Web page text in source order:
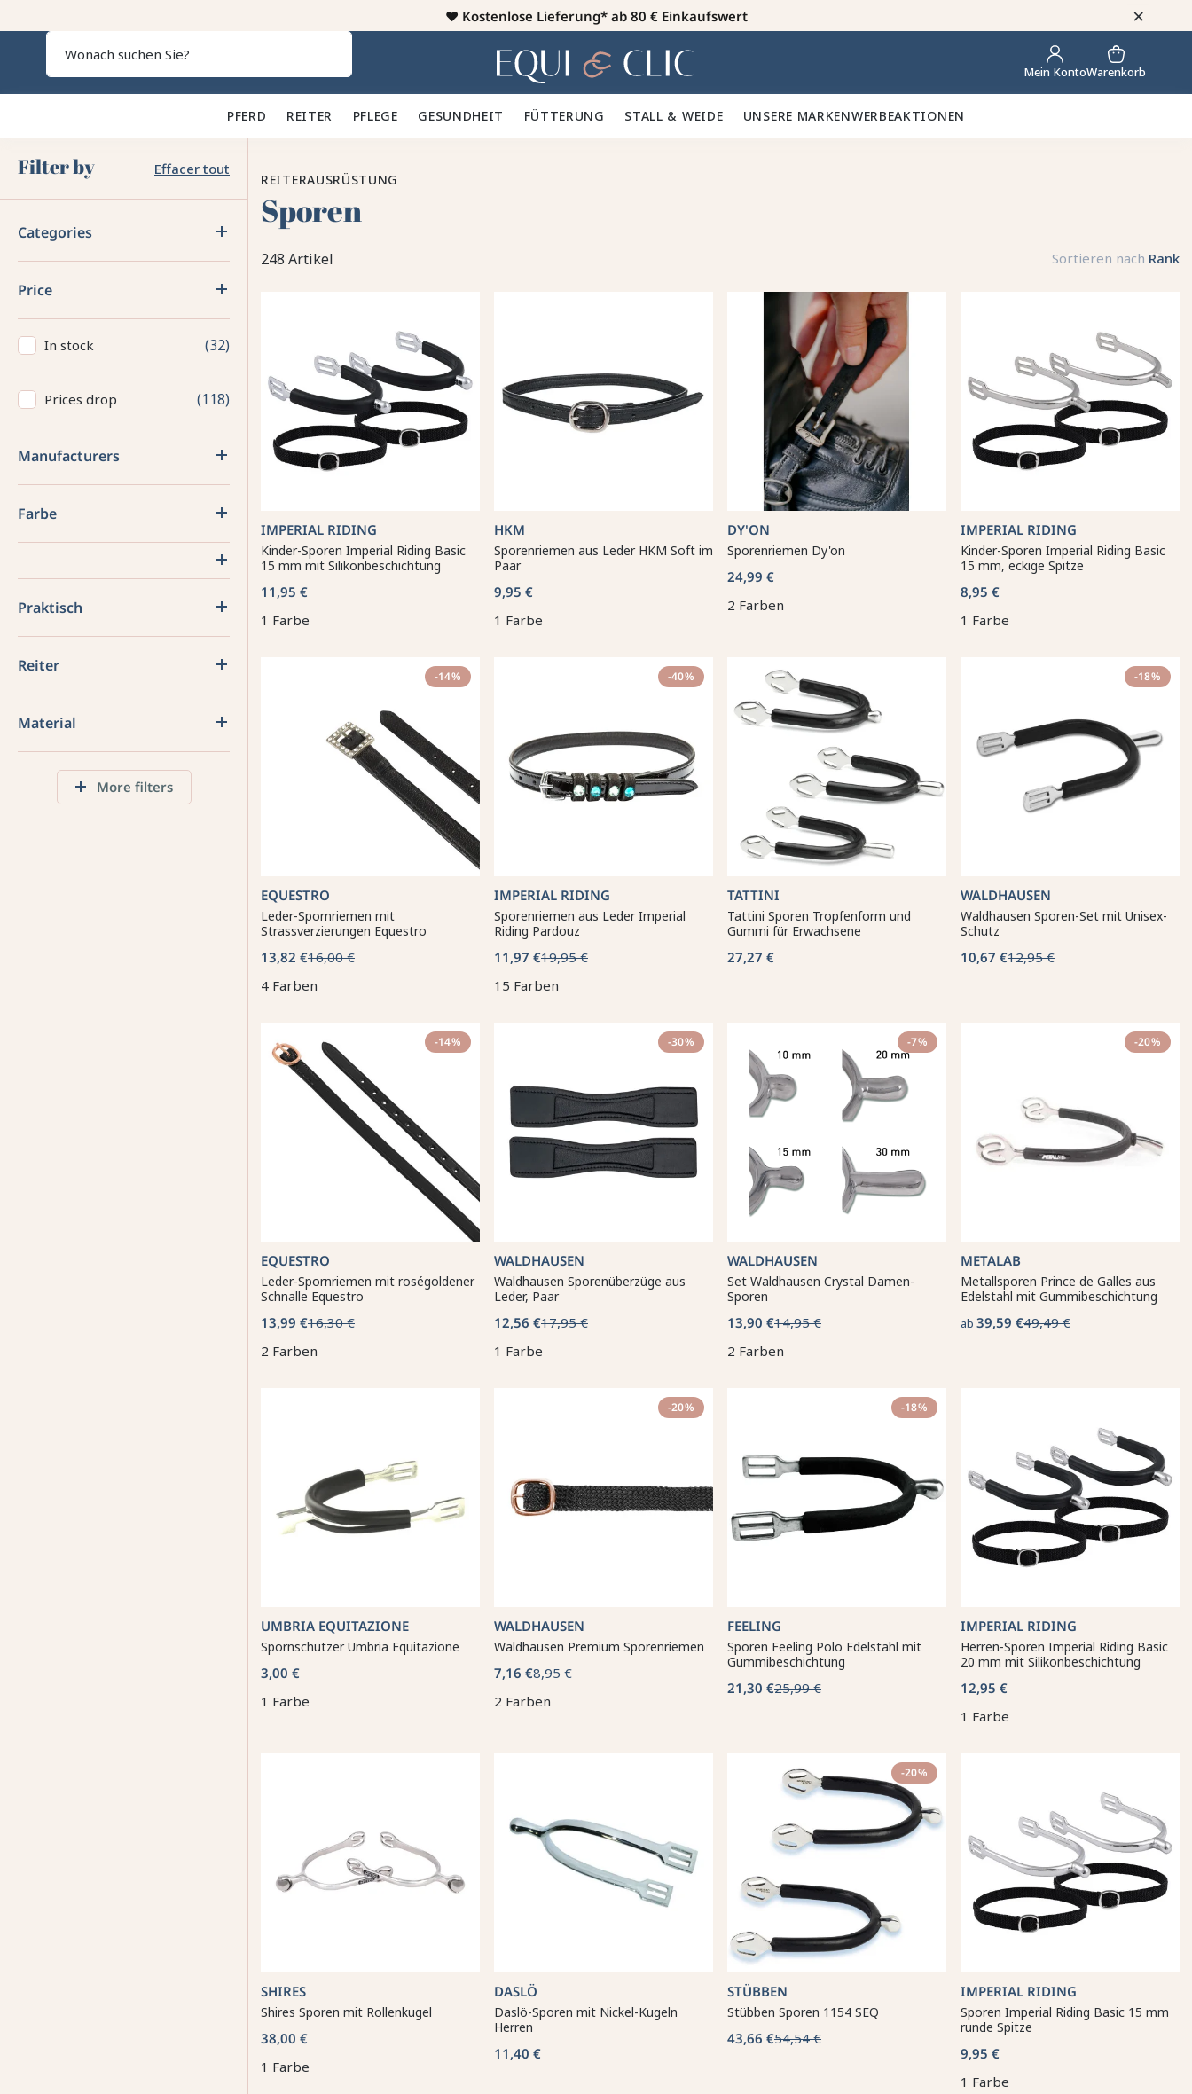
♥️ Kostenlose Lieferung* ab 80 € Einkaufswert ×
Heim Mein KontoWarenkorb
PFERD 🐎 REITER 👕 PFLEGE 🪮 GESUNDHEIT ✨ FÜTTERUNG 🥕 STALL & WEIDE 🍃 UNSERE MARKENWERBEAKTIONEN
Filter by Effacer tout
Categories
Price
In stock 32
Prices drop 118
Manufacturers
Farbe
Praktisch
Reiter
Material
More filters
REITERAUSRÜSTUNG
Sporen
248 Artikel Sortieren nach Rank
IMPERIAL RIDING
Kinder-Sporen Imperial Riding Basic
15 mm mit Silikonbeschichtung
11,95 €
1 Farbe
HKM
Sporenriemen aus Leder HKM Soft im
Paar
9,95 €
1 Farbe
DY'ON
Sporenriemen Dy'on
24,99 €
2 Farben
IMPERIAL RIDING
Kinder-Sporen Imperial Riding Basic
15 mm, eckige Spitze
8,95 €
1 Farbe
-14%
EQUESTRO
Leder-Spornriemen mit
Strassverzierungen Equestro
13,82 €16,00 €
4 Farben
-40%
IMPERIAL RIDING
Sporenriemen aus Leder Imperial
Riding Pardouz
11,97 €19,95 €
15 Farben
TATTINI
Tattini Sporen Tropfenform und
Gummi für Erwachsene
27,27 €
-18%
WALDHAUSEN
Waldhausen Sporen-Set mit Unisex-
Schutz
10,67 €12,95 €
-14%
EQUESTRO
Leder-Spornriemen mit roségoldener
Schnalle Equestro
13,99 €16,30 €
2 Farben
-30%
WALDHAUSEN
Waldhausen Sporenüberzüge aus
Leder, Paar
12,56 €17,95 €
1 Farbe
-7%
WALDHAUSEN
Set Waldhausen Crystal Damen-
Sporen
13,90 €14,95 €
2 Farben
-20%
METALAB
Metallsporen Prince de Galles aus
Edelstahl mit Gummibeschichtung
ab 39,59 €49,49 €
UMBRIA EQUITAZIONE
Spornschützer Umbria Equitazione
3,00 €
1 Farbe
-20%
WALDHAUSEN
Waldhausen Premium Sporenriemen
7,16 €8,95 €
2 Farben
-18%
FEELING
Sporen Feeling Polo Edelstahl mit
Gummibeschichtung
21,30 €25,99 €
IMPERIAL RIDING
Herren-Sporen Imperial Riding Basic
20 mm mit Silikonbeschichtung
12,95 €
1 Farbe
SHIRES
Shires Sporen mit Rollenkugel
38,00 €
1 Farbe
DASLÖ
Daslö-Sporen mit Nickel-Kugeln
Herren
11,40 €
-20%
STÜBBEN
Stübben Sporen 1154 SEQ
43,66 €54,54 €
IMPERIAL RIDING
Sporen Imperial Riding Basic 15 mm
runde Spitze
9,95 €
1 Farbe